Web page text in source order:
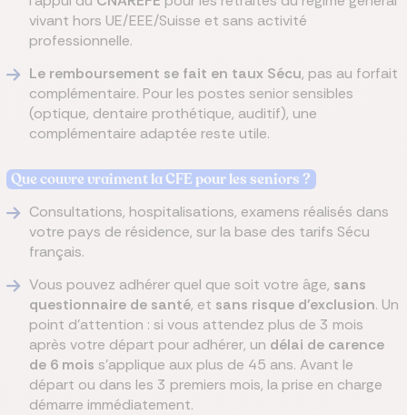
vivant hors UE/EEE/Suisse et sans activité
professionnelle.
Le remboursement se fait en taux Sécu, pas au forfait
complémentaire. Pour les postes senior sensibles
(optique, dentaire prothétique, auditif), une
complémentaire adaptée reste utile.
Que couvre vraiment la CFE pour les seniors ?
Consultations, hospitalisations, examens réalisés dans
votre pays de résidence, sur la base des tarifs Sécu
français.
Vous pouvez adhérer quel que soit votre âge, sans
questionnaire de santé, et sans risque d'exclusion. Un
point d'attention : si vous attendez plus de 3 mois
après votre départ pour adhérer, un délai de carence
de 6 mois s'applique aux plus de 45 ans. Avant le
départ ou dans les 3 premiers mois, la prise en charge
démarre immédiatement.